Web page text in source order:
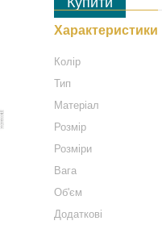
Характеристики
Колір
Тип
Матеріал
Розмір
Розміри
Вага
Об'єм
Додаткові